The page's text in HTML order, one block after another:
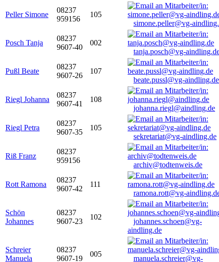
Peller Simone
08237
959156
105
simone.peller@vg-
Posch Tanja
08237
9607-40
002
tanja.posch@vg-
Pußl Beate
08237
9607-26
107
beate.pussl@vg-aindling.de
Riegl Johanna
08237
9607-41
108
johanna.riegl@aindling.de
Riegl Petra
08237
9607-35
105
sekretariat@vg-aindling.de
Riß Franz
08237
959156
archiv@todtenweis.de
Rott Ramona
08237
9607-42
111
ramona.rott@vg-
Schön
Johannes
08237
9607-23
102
johannes.schoen@vg-
aindling.de
Schreier
Manuela
08237
9607-19
005
manuela.schreier@vg-